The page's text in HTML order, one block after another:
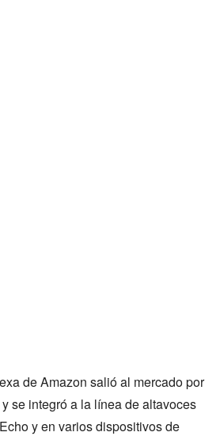
de Amazon salió al mercado por
se integró a la línea de altavoces
y en varios dispositivos de